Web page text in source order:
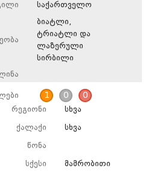
საქართველო
ბიატლი,
ტრიატლი და
ლაზერული
სირბილი
1 0
0
რეგიონი
სხვა
ქალაქი სხვა
წონა
სქესი მამრობითი